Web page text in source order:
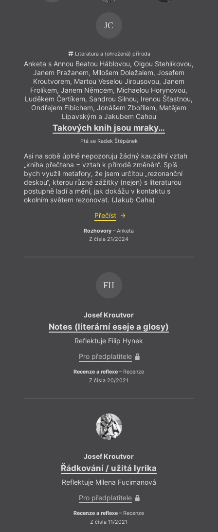
JC
Literatura a (ohrožená) příroda
Anketa s Annou Beatou Háblovou, Olgou Stehlíkovou,
Janem Pražanem, Milošem Doležalem, Josefem
Kroutvorem, Martou Veselou Jirousovou, Janem
Frolíkem, Janem Němcem, Michaelou Horynovou,
Luděkem Čertíkem, Sandrou Silnou, Irenou Šťastnou,
Ondřejem Fibichem, Jonášem Zbořilem, Matějem
Lipavským a Jakubem Cahou
Takových knih jsou mraky…
Ptá se Radek Štěpánek
Asi na sobě úplně nepozoruju žádný kauzální vztah
„kniha přečtena = vztah k přírodě změněn“. Spíš
bych využil metafory, že jsem určitou „rezonanční
deskou“, kterou různé zážitky (nejen) s literaturou
postupně ladí a mění, jak dokážu v kontaktu s
okolním světem rezonovat. (Jakub Caha)
Přečíst
Rozhovory – Anketa
Z čísla 21/2024
FH
Josef Kroutvor
Notes (literární eseje a glosy)
Reflektuje Filip Hynek
Pro předplatitele
Recenze a reflexe – Recenze
Z čísla 20/2021
Josef Kroutvor
Řádkování / užitá lyrika
Reflektuje Milena Fucimanová
Pro předplatitele
Recenze a reflexe – Recenze
Z čísla 11/2021